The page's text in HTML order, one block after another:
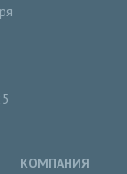
КОМПАНИЯ